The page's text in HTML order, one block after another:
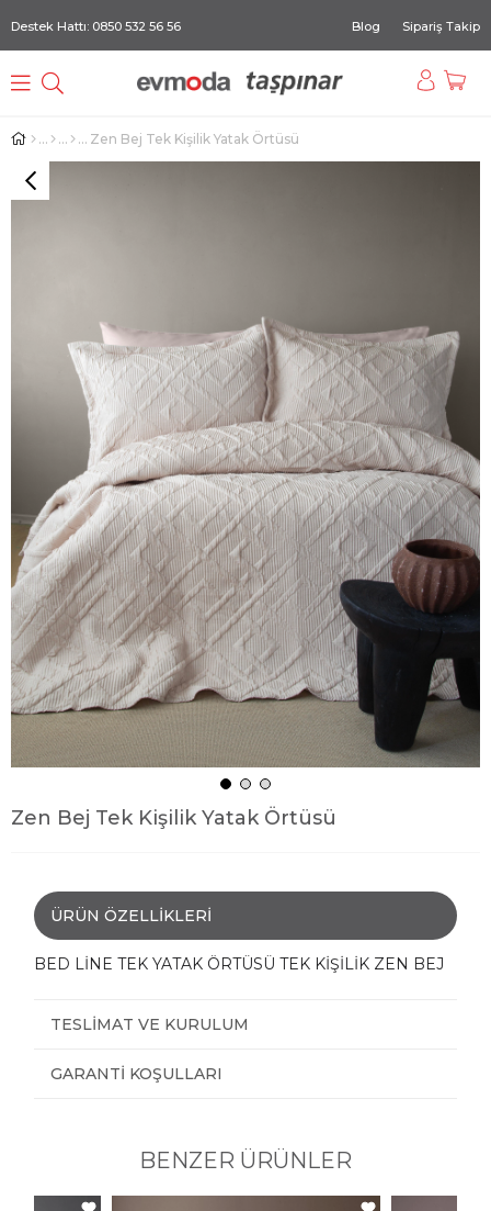
Destek Hattı: 0850 532 56 56 Blog Sipariş Takip
Zen Bej Tek Kişilik Yatak Örtüsü
Zen Bej Tek Kişilik Yatak Örtüsü
ÜRÜN ÖZELLIKLERI
BED LİNE TEK YATAK ÖRTÜSÜ TEK KİŞİLİK ZEN BEJ
TESLIMAT VE KURULUM
GARANTI KOŞULLARI
BENZER ÜRÜNLER